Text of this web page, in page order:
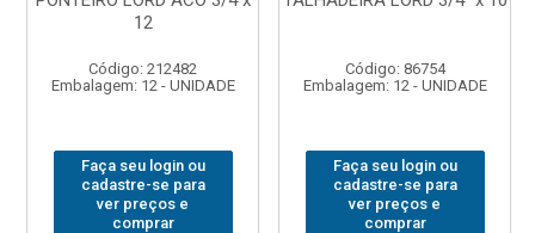
12
Código: 212482
Embalagem: 12 - UNIDADE
Faça seu login ou
cadastre-se para
ver preços e
comprar
Código: 86754
Embalagem: 12 - UNIDADE
Faça seu login ou
cadastre-se para
ver preços e
comprar